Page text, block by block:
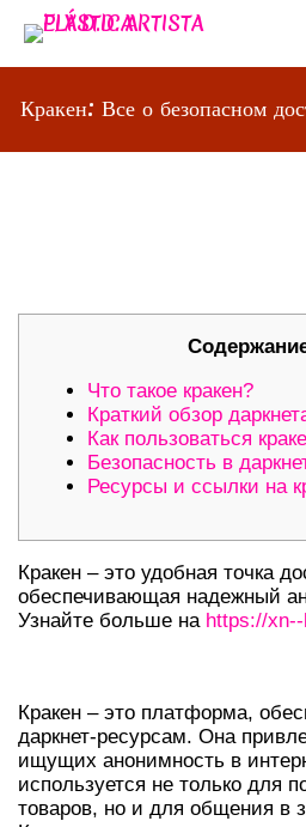
Кракен: Все о безопасном
Что такое кракен?
Краткий обзор
Как пользоваться
Безопасность в
Ресурсы и ссылки на
Кракен – это удобная точка
обеспечивающая надежный
Узнайте больше на https://
Кракен – это платформа,
даркнет-ресурсам. Она
ищущих анонимность в
используется не только для
товаров, но и для общения в